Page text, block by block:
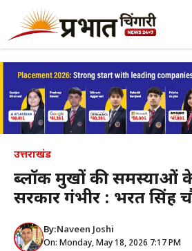
content
उत्तराखंड
ब्लॉक प्रमुखों की समस्याओं
सरकार गंभीर : भरत सिंह
By:Naveen Joshi
On: Monday, May 18, 2026 7:17 PM